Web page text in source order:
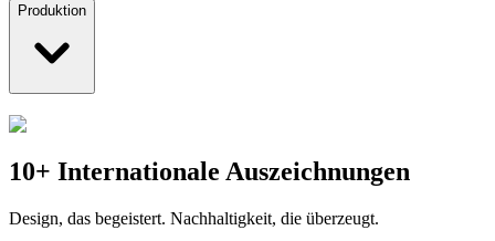
Produktion
10+ Internationale Auszeichnungen
Design, das begeistert. Nachhaltigkeit, die überzeugt.